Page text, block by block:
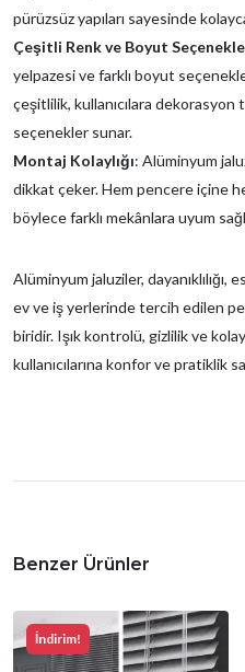
pürüzsüz yapıları sayesinde
Çeşitli Renk ve Boyut
yelpazesi ve farklı boyut
çeşitlilik, kullanıcılara
seçenekler sunar.
Montaj Kolaylığı: Alüminyum
dikkat çeker. Hem pencere içine
böylece farklı mekânlara uyum
Alüminyum jaluziler,
ev ve iş yerlerinde tercih edilen
biridir. Işık kontrolü, gizlilik ve
kullanıcılarına konfor ve pratiklik
Benzer Ürünler
İndirim!